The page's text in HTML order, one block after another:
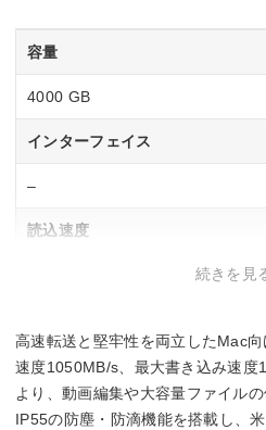
容量
4000 GB
インターフェイス
–
読込速度
1000 MB/s
続きを見
高速転送と堅牢性を両立したMac
速度1050MB/s、最大書き込み速度
より、動画編集や大容量ファイル
IP55の防塵・防滴機能を搭載し、